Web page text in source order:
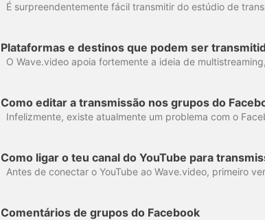
Plataformas e destinos que podem ser
Como editar a transmissão nos grupos do
Como ligar o teu canal do YouTube para
Comentários de grupos do Facebook